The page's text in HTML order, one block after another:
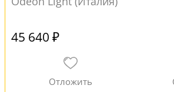
45 640 ₽